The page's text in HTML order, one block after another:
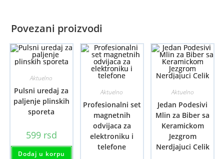
Povezani proizvodi
Aktuelno
Pulsni uredaj za
paljenje plinskih
sporeta
599 rsd
Dodaj u korpu
Aktuelno
Profesionalni set
magnetnih
odvijaca za
elektroniku i
telefone
Aktuelno
Jedan Podesivi
Mlin za Biber sa
Keramickom
Jezgrom
Nerdjajuci Celik